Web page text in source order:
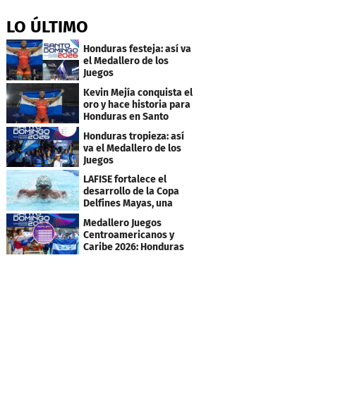
LO ÚLTIMO
Honduras festeja: así va
el Medallero de los
Juegos
Centroamericanos y
Caribe 2026
Kevin Mejía conquista el
oro y hace historia para
Honduras en Santo
Honduras tropieza: así
va el Medallero de los
Juegos
Centroamericanos y
Caribe 2026
LAFISE fortalece el
desarrollo de la Copa
Delfines Mayas, una
fiesta para la natación
Medallero Juegos
Centroamericanos y
Caribe 2026: Honduras